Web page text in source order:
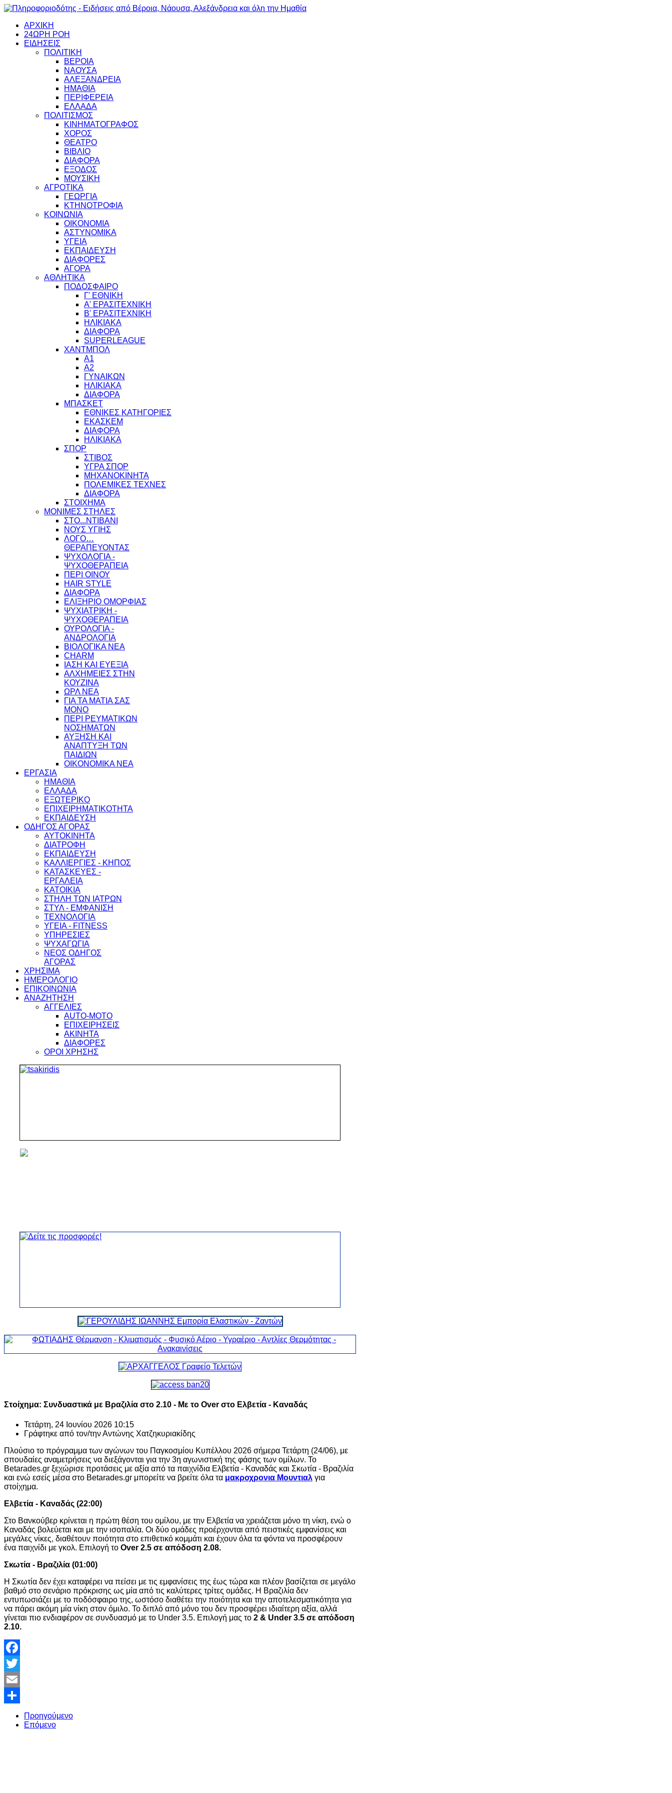
ΑΡΧΙΚΗ
24ΩΡΗ ΡΟΗ
ΕΙΔΗΣΕΙΣ
ΠΟΛΙΤΙΚΗ
ΒΕΡΟΙΑ
ΝΑΟΥΣΑ
ΑΛΕΞΑΝΔΡΕΙΑ
ΗΜΑΘΙΑ
ΠΕΡΙΦΕΡΕΙΑ
ΕΛΛΑΔΑ
ΠΟΛΙΤΙΣΜΟΣ
ΚΙΝΗΜΑΤΟΓΡΑΦΟΣ
ΧΟΡΟΣ
ΘΕΑΤΡΟ
ΒΙΒΛΙΟ
ΔΙΑΦΟΡΑ
ΕΞΟΔΟΣ
ΜΟΥΣΙΚΗ
ΑΓΡΟΤΙΚΑ
ΓΕΩΡΓΙΑ
ΚΤΗΝΟΤΡΟΦΙΑ
ΚΟΙΝΩΝΙΑ
ΟΙΚΟΝΟΜΙΑ
ΑΣΤΥΝΟΜΙΚΑ
ΥΓΕΙΑ
ΕΚΠΑΙΔΕΥΣΗ
ΔΙΑΦΟΡΕΣ
ΑΓΟΡΑ
ΑΘΛΗΤΙΚΑ
ΠΟΔΟΣΦΑΙΡΟ
Γ' ΕΘΝΙΚΗ
Α' ΕΡΑΣΙΤΕΧΝΙΚΗ
Β' ΕΡΑΣΙΤΕΧΝΙΚΗ
ΗΛΙΚΙΑΚΑ
ΔΙΑΦΟΡΑ
SUPERLEAGUE
ΧΑΝΤΜΠΟΛ
Α1
Α2
ΓΥΝΑΙΚΩΝ
ΗΛΙΚΙΑΚΑ
ΔΙΑΦΟΡΑ
ΜΠΑΣΚΕΤ
ΕΘΝΙΚΕΣ ΚΑΤΗΓΟΡΙΕΣ
ΕΚΑΣΚΕΜ
ΔΙΑΦΟΡΑ
ΗΛΙΚΙΑΚΑ
ΣΠΟΡ
ΣΤΙΒΟΣ
ΥΓΡΑ ΣΠΟΡ
ΜΗΧΑΝΟΚΙΝΗΤΑ
ΠΟΛΕΜΙΚΕΣ ΤΕΧΝΕΣ
ΔΙΑΦΟΡΑ
ΣΤΟΙΧΗΜΑ
ΜΟΝΙΜΕΣ ΣΤΗΛΕΣ
ΣΤΟ...ΝΤΙΒΑΝΙ
ΝΟΥΣ ΥΓΙΗΣ
ΛΟΓΟ…
ΘΕΡΑΠΕΥΟΝΤΑΣ
ΨΥΧΟΛΟΓΙΑ -
ΨΥΧΟΘΕΡΑΠΕΙΑ
ΠΕΡΙ ΟΙΝΟΥ
HAIR STYLE
ΔΙΑΦΟΡΑ
ΕΛΙΞΗΡΙΟ ΟΜΟΡΦΙΑΣ
ΨΥΧΙΑΤΡΙΚΗ -
ΨΥΧΟΘΕΡΑΠΕΙΑ
ΟΥΡΟΛΟΓΙΑ -
ΑΝΔΡΟΛΟΓΙΑ
ΒΙΟΛΟΓΙΚΑ ΝΕΑ
CHARM
ΙΑΣΗ ΚΑΙ ΕΥΕΞΙΑ
ΑΛΧΗΜΕΙΕΣ ΣΤΗΝ
ΚΟΥΖΙΝΑ
ΩΡΛ ΝEA
ΓΙΑ ΤΑ ΜΑΤΙΑ ΣΑΣ
ΜΟΝΟ
ΠΕΡΙ ΡΕΥΜΑΤΙΚΩΝ
ΝΟΣΗΜΑΤΩΝ
ΑΥΞΗΣΗ ΚΑΙ
ΑΝΑΠΤΥΞΗ ΤΩΝ
ΠΑΙΔΙΩΝ
ΟΙΚΟΝΟΜΙΚΑ ΝΕΑ
ΕΡΓΑΣΙΑ
ΗΜΑΘΙΑ
ΕΛΛΑΔΑ
ΕΞΩΤΕΡΙΚΟ
ΕΠΙΧΕΙΡΗΜΑΤΙΚΟΤΗΤΑ
ΕΚΠΑΙΔΕΥΣΗ
ΟΔΗΓΟΣ ΑΓΟΡΑΣ
ΑΥΤΟΚΙΝΗΤΑ
ΔΙΑΤΡΟΦΗ
ΕΚΠΑΙΔΕΥΣΗ
ΚΑΛΛΙΕΡΓΙΕΣ - ΚΗΠΟΣ
ΚΑΤΑΣΚΕΥΕΣ -
ΕΡΓΑΛΕΙΑ
ΚΑΤΟΙΚΙΑ
ΣΤΗΛΗ ΤΩΝ ΙΑΤΡΩΝ
ΣΤΥΛ - ΕΜΦΑΝΙΣΗ
ΤΕΧΝΟΛΟΓΙΑ
ΥΓΕΙΑ - FITNESS
ΥΠΗΡΕΣΙΕΣ
ΨΥΧΑΓΩΓΙΑ
ΝΕΟΣ ΟΔΗΓΟΣ
ΑΓΟΡΑΣ
ΧΡΗΣΙΜΑ
ΗΜΕΡΟΛΟΓΙΟ
ΕΠΙΚΟΙΝΩΝΙΑ
ΑΝΑΖΗΤΗΣΗ
ΑΓΓΕΛΙΕΣ
AUTO-MOTO
ΕΠΙΧΕΙΡΗΣΕΙΣ
ΑΚΙΝΗΤΑ
ΔΙΑΦΟΡΕΣ
ΟΡΟΙ ΧΡΗΣΗΣ
Στοίχημα: Συνδυαστικά με Βραζιλία στο 2.10 - Με το Over στο Ελβετία - Καναδάς
Τετάρτη, 24 Ιουνίου 2026 10:15
Γράφτηκε από τον/τηνΑντώνης Χατζηκυριακίδης
Πλούσιο το πρόγραμμα των αγώνων του Παγκοσμίου Κυπέλλου 2026 σήμερα Τετάρτη (24/06), με
σπουδαίες αναμετρήσεις να διεξάγονται για την 3η αγωνιστική της φάσης των ομίλων. Το
Betarades.gr ξεχώρισε προτάσεις με αξία από τα παιχνίδια Ελβετία - Καναδάς και Σκωτία - Βραζιλία
και ενώ εσείς μέσα στο Betarades.gr μπορείτε να βρείτε όλα τα μακροχρονια Μουντιαλ για
στοίχημα.
Ελβετία - Καναδάς (22:00)
Στο Βανκούβερ κρίνεται η πρώτη θέση του ομίλου, με την Ελβετία να χρειάζεται μόνο τη νίκη, ενώ ο
Καναδάς βολεύεται και με την ισοπαλία. Οι δύο ομάδες προέρχονται από πειστικές εμφανίσεις και
μεγάλες νίκες, διαθέτουν ποιότητα στο επιθετικό κομμάτι και έχουν όλα τα φόντα να προσφέρουν
ένα παιχνίδι με γκολ. Επιλογή το Over 2.5 σε απόδοση 2.08.
Σκωτία - Βραζιλία (01:00)
Η Σκωτία δεν έχει καταφέρει να πείσει με τις εμφανίσεις της έως τώρα και πλέον βασίζεται σε μεγάλο
βαθμό στο σενάριο πρόκρισης ως μία από τις καλύτερες τρίτες ομάδες. Η Βραζιλία δεν
εντυπωσιάζει με το ποδόσφαιρο της, ωστόσο διαθέτει την ποιότητα και την αποτελεσματικότητα για
να πάρει ακόμη μία νίκη στον όμιλο. Το διπλό από μόνο του δεν προσφέρει ιδιαίτερη αξία, αλλά
γίνεται πιο ενδιαφέρον σε συνδυασμό με το Under 3.5. Επιλογή μας το 2 & Under 3.5 σε απόδοση
2.10.
Facebook
Twitter
Email
Share
Προηγούμενο
Επόμενο